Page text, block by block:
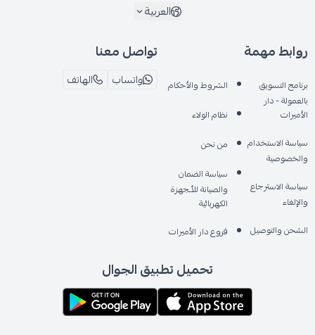
العربية
روابط مهمة
برنامج التسويق
بالعمولة - دار
الأميرات
سياسة الاستخدام
والخصوصية
سياسة الاسترجاع
والإلغاء
الشحن والتوصيل
الشروط والأحكام
نظام الولاء
من نحن
سياسة الضمان
والصيانة للأـجهزة
الكهربائية
فروع دار الأميرات
تواصل معنا
واتساب الهاتف
تحميل تطبيق الجوال